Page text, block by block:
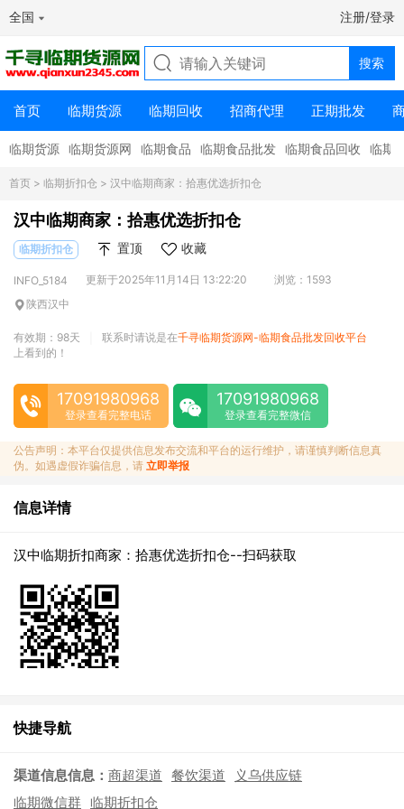
全国 注册/登录
首页 临期货源 临期回收 招商代理 正期批发
临期货源 临期货源网 临期食品 临期食品批发 临期食品回收 临期
首页 > 临期折扣仓 > 汉中临期商家：拾惠优选折扣仓
汉中临期商家：拾惠优选折扣仓
临期折扣仓 置顶 收藏
INFO_5184 更新于2025年11月14日 13:22:20
浏览：1593
陕西汉中
有效期：98天 联系时请说是在千寻临期货源网-临期食品批发回收平台
上看到的！
17091980968
登录查看完整电话
17091980968
登录查看完整微信
公告声明：本平台仅提供信息发布交流和平台的运行维护，请谨慎判断信息真
伪。如遇虚假诈骗信息，请 立即举报
信息详情
汉中临期折扣商家：拾惠优选折扣仓--扫码获取
快捷导航
渠道信息信息： 商超渠道 餐饮渠道
义乌供应链
临期微信群 临期折扣仓